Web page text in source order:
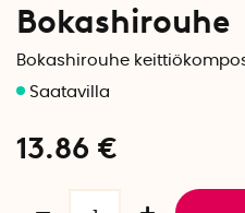
Bokashirouhe
Bokashirouhe
13.86 €